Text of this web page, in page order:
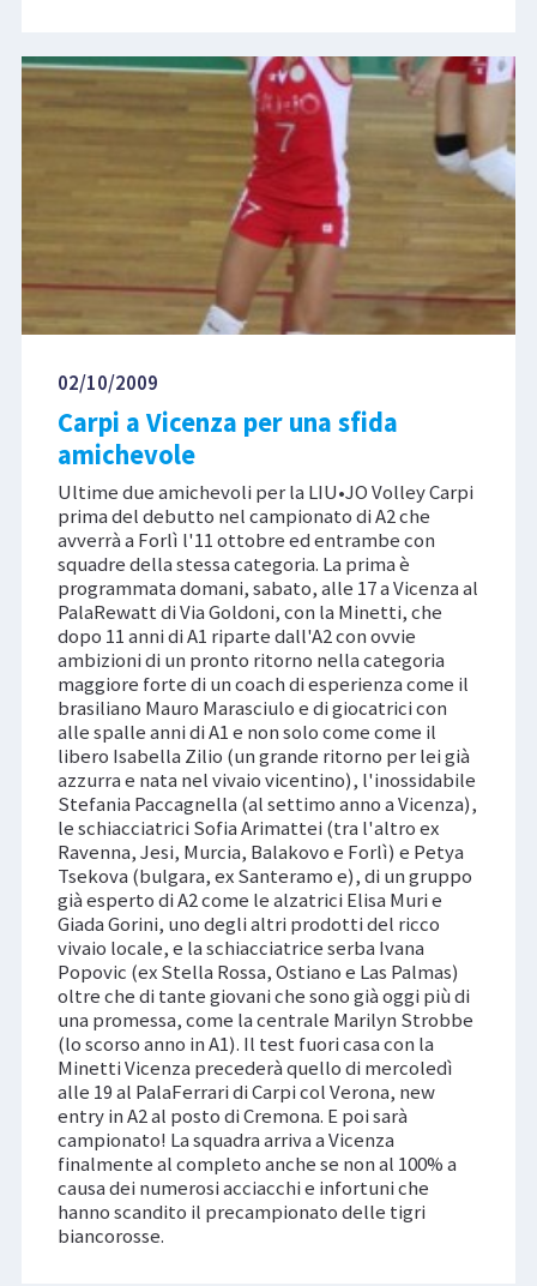
02/10/2009
Carpi a Vicenza per una sfida
amichevole
Ultime due amichevoli per la LIU•JO Volley Carpi
prima del debutto nel campionato di A2 che
avverrà a Forlì l'11 ottobre ed entrambe con
squadre della stessa categoria. La prima è
programmata domani, sabato, alle 17 a Vicenza al
PalaRewatt di Via Goldoni, con la Minetti, che
dopo 11 anni di A1 riparte dall'A2 con ovvie
ambizioni di un pronto ritorno nella categoria
maggiore forte di un coach di esperienza come il
brasiliano Mauro Marasciulo e di giocatrici con
alle spalle anni di A1 e non solo come come il
libero Isabella Zilio (un grande ritorno per lei già
azzurra e nata nel vivaio vicentino), l'inossidabile
Stefania Paccagnella (al settimo anno a Vicenza),
le schiacciatrici Sofia Arimattei (tra l'altro ex
Ravenna, Jesi, Murcia, Balakovo e Forlì) e Petya
Tsekova (bulgara, ex Santeramo e), di un gruppo
già esperto di A2 come le alzatrici Elisa Muri e
Giada Gorini, uno degli altri prodotti del ricco
vivaio locale, e la schiacciatrice serba Ivana
Popovic (ex Stella Rossa, Ostiano e Las Palmas)
oltre che di tante giovani che sono già oggi più di
una promessa, come la centrale Marilyn Strobbe
(lo scorso anno in A1). Il test fuori casa con la
Minetti Vicenza precederà quello di mercoledì
alle 19 al PalaFerrari di Carpi col Verona, new
entry in A2 al posto di Cremona. E poi sarà
campionato! La squadra arriva a Vicenza
finalmente al completo anche se non al 100% a
causa dei numerosi acciacchi e infortuni che
hanno scandito il precampionato delle tigri
biancorosse.